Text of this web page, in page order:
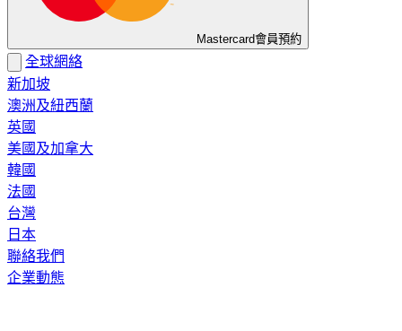
Mastercard會員預約
全球網絡
新加坡
澳洲及紐西蘭
英國
美國及加拿大
韓國
法國
台灣
日本
聯絡我們
企業動態